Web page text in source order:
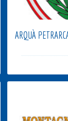
ARQUÀ